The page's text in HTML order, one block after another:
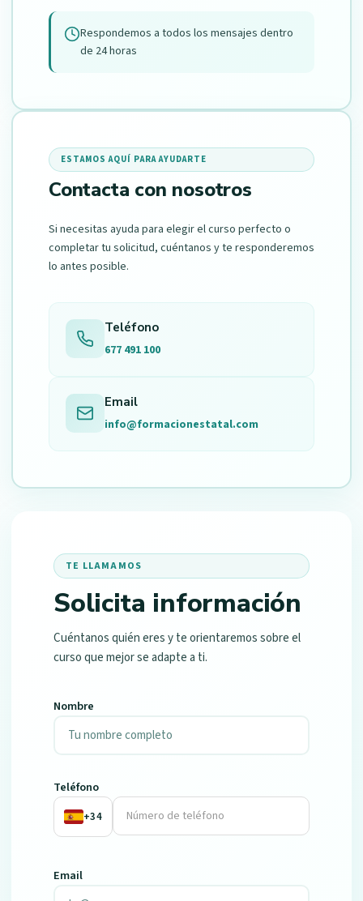
Respondemos a todos los mensajes dentro
de 24 horas
ESTAMOS AQUÍ PARA AYUDARTE
Contacta con nosotros
Si necesitas ayuda para elegir el curso perfecto o
completar tu solicitud, cuéntanos y te responderemos
lo antes posible.
Teléfono
677 491 100
Email
info@formacionestatal.com
TE LLAMAMOS
Solicita información
Cuéntanos quién eres y te orientaremos sobre el
curso que mejor se adapte a ti.
Nombre
Teléfono
+34
Email